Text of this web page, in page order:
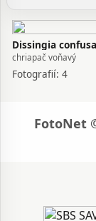
Dissingia confusa
chriapač voňavý
Fotografií: 4
FotoNet